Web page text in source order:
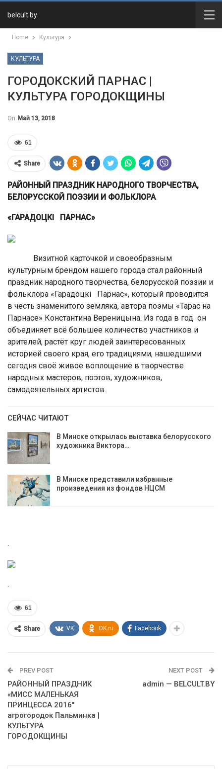
belcult.by
Home Культура
КУЛЬТУРА
ГОРОДОКСКИЙ ПАРНАС |
КУЛЬТУРА ГОРОДОКЩИНЫ
On Май 13, 2018
61
Share
РАЙОННЫЙ ПРАЗДНИК НАРОДНОГО ТВОРЧЕСТВА,
БЕЛОРУССКОЙ ПОЭЗИИ И ФОЛЬКЛОРА
«ГАРАДОЦКІ ПАРНАС»
Визитной карточкой и своеобразным
культурным брендом нашего города стал районный
праздник народного творчества, белорусской поэзии и
фольклора «Гарадоцкі Парнас», который проводится
в честь знаменитого земляка, автора поэмы «Тарас на
Парнасе» Константина Вереницына. Из года в год он
объединяет всё большее количество участников и
зрителей, растёт круг людей заинтересованных
историей своего края, его традициями, нашедшими
сегодня своё живое воплощение в творчестве
народных мастеров, поэтов, художников,
самодеятельных артистов.
СЕЙЧАС ЧИТАЮТ
В Минске открылась выставка белорусского
художника Виктора…
В Минске представили избранные
произведения из фондов НЦСМ
.
.
61
Share VK OK.ru Facebook
PREV POST
РАЙОННЫЙ ПРАЗДНИК
«МИСС МАЛЕНЬКАЯ
ПРИНЦЕССА 2016″
агрогородок Пальминка |
КУЛЬТУРА
ГОРОДОКЩИНЫ
NEXT POST
admin — BELCULT.BY